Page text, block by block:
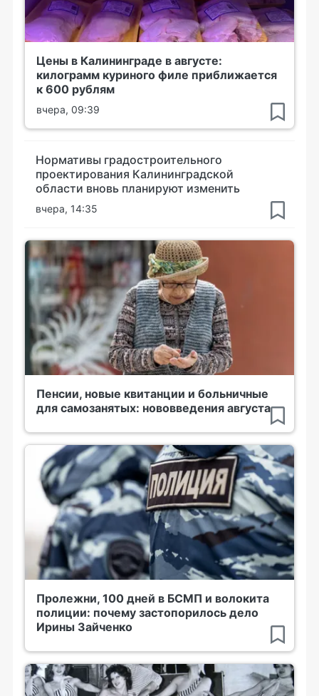
Цены в Калининграде в августе:
килограмм куриного филе приближается
к 600 рублям
вчера, 09:39
Нормативы градостроительного
проектирования Калининградской
области вновь планируют изменить
вчера, 14:35
Пенсии, новые квитанции и больничные
для самозанятых: нововведения августа
Пролежни, 100 дней в БСМП и волокита
полиции: почему застопорилось дело
Ирины Зайченко